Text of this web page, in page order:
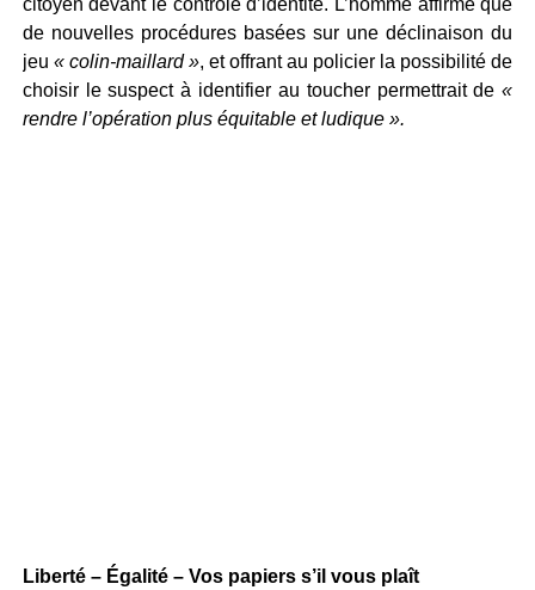
citoyen devant le contrôle d’identité. L’homme affirme que
de nouvelles procédures basées sur une déclinaison du
jeu « colin-maillard », et offrant au policier la possibilité de
choisir le suspect à identifier au toucher permettrait de«
rendre l’opération plus équitable et ludique ».
Liberté – Égalité – Vos papiers s’il vous plaît